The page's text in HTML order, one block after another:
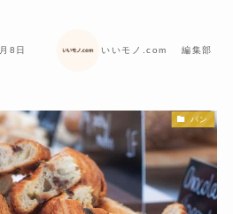
8日 いいモノ.com 編集部
パン